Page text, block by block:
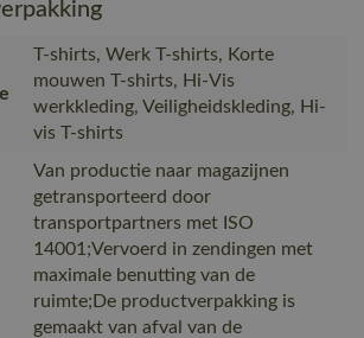
T-shirts, Werk T-shirts, Korte
mouwen T-shirts, Hi-Vis
werkkleding, Veiligheidskleding, Hi-
vis T-shirts
Van productie naar magazijnen
getransporteerd door
transportpartners met ISO
14001;Vervoerd in zendingen met
maximale benutting van de
ruimte;De productverpakking is
gemaakt van afval van de